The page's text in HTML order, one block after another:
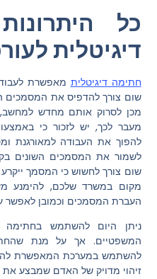
כל
דיגיטלית
חתימה דיגיטלית מאפשרת
שום צורך להדפיס את המסמכים
מכן לסרוק אותם מחדש למחשב,
מעבר לכך, יש לזכור כי
להפוך את העבודה למאורגנת
לשמור את המסמכים השונים
שום צורך לחשוש כי המסמך
מקום במשרד שלכם, להימנע
העברת המסמכים וכמובן לאפשר
ניתן היום להשתמש בחתימה
המשפטיים. אך על מנת
להשתמש במערכת המאפשרת
זיהוי מדויק של האדם שמבצע